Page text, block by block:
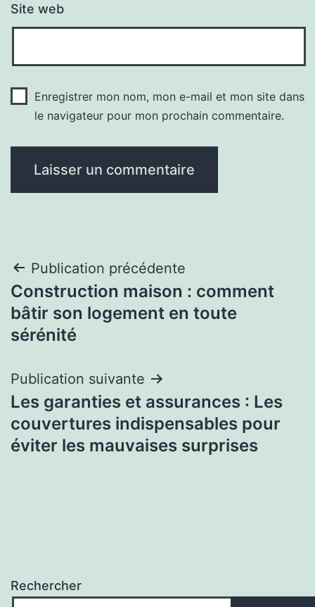
Site web
Enregistrer mon nom, mon e-mail et mon site dans
le navigateur pour mon prochain commentaire.
Navigation
de
l’article
Publication précédente
Construction maison : comment
bâtir son logement en toute
sérénité
Publication suivante
Les garanties et assurances : Les
couvertures indispensables pour
éviter les mauvaises surprises
Rechercher